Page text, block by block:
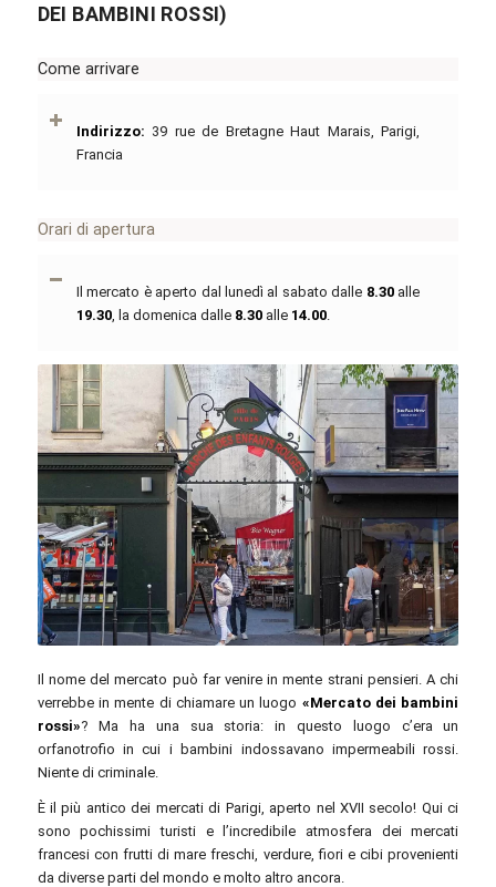
DEI BAMBINI ROSSI)
Come arrivare
Indirizzo: 39 rue de Bretagne Haut Marais, Parigi,
Francia
Orari di apertura
Il mercato è aperto dal lunedì al sabato dalle 8.30alle
19.30, la domenica dalle 8.30alle 14.00.
besopha / commons.wikimedia.org / CC BY 2.0
Il nome del mercato può far venire in mente strani pensieri. A chi
verrebbe in mente di chiamare un luogo «Mercato dei bambini
rossi»? Ma ha una sua storia: in questo luogo c’era un
orfanotrofio in cui i bambini indossavano impermeabili rossi.
Niente di criminale.
È il più antico dei mercati di Parigi, aperto nel XVII secolo! Qui ci
sono pochissimi turisti e l’incredibile atmosfera dei mercati
francesi con frutti di mare freschi, verdure, fiori e cibi provenienti
da diverse parti del mondo e molto altro ancora.